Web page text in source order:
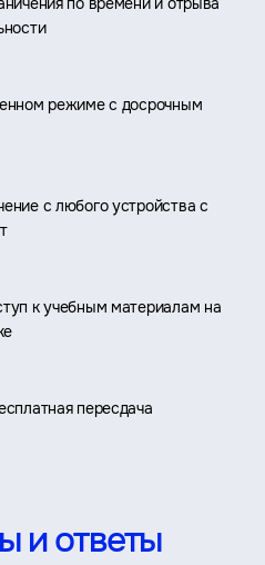
режиме с досрочным
с любого устройства с
к учебным материалам на
пересдача
и ответы